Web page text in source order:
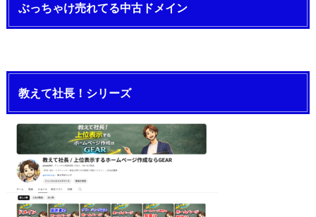
ぶっちゃけ売れてる中古ドメイン
教えて社長！シリーズ